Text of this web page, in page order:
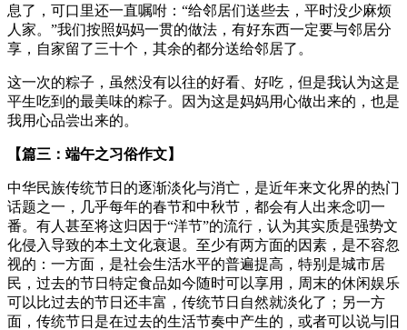
息了，可口里还一直嘱咐：“给邻居们送些去，平时没少麻烦
人家。”我们按照妈妈一贯的做法，有好东西一定要与邻居分
享，自家留了三十个，其余的都分送给邻居了。
这一次的粽子，虽然没有以往的好看、好吃，但是我认为这是
平生吃到的最美味的粽子。因为这是妈妈用心做出来的，也是
我用心品尝出来的。
【篇三：端午之习俗作文】
中华民族传统节日的逐渐淡化与消亡，是近年来文化界的热门
话题之一，几乎每年的春节和中秋节，都会有人出来念叨一
番。有人甚至将这归因于“洋节”的流行，认为其实质是强势文
化侵入导致的本土文化衰退。至少有两方面的因素，是不容忽
视的：一方面，是社会生活水平的普遍提高，特别是城市居
民，过去的节日特定食品如今随时可以享用，周末的休闲娱乐
可以比过去的节日还丰富，传统节日自然就淡化了；另一方
面，传统节日是在过去的生活节奏中产生的，或者可以说与旧